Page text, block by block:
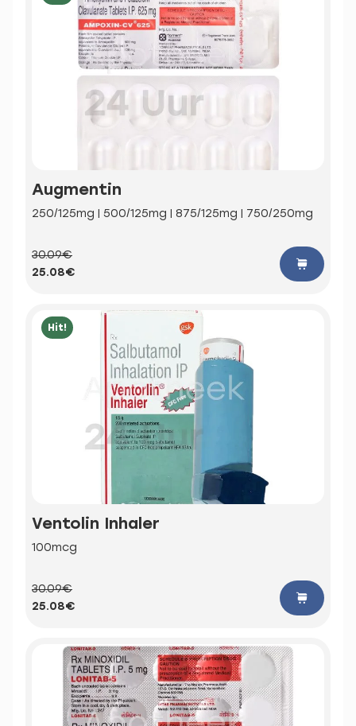
Augmentin
250/125mg | 500/125mg | 875/125mg | 750/250mg
30.09€
25.08€
Hit!
Ventolin Inhaler
100mcg
30.09€
25.08€